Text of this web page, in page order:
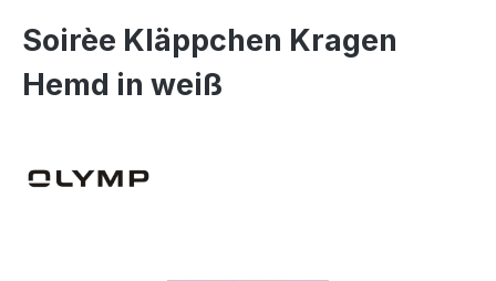
Soirèe Kläppchen Kragen
Hemd in weiß